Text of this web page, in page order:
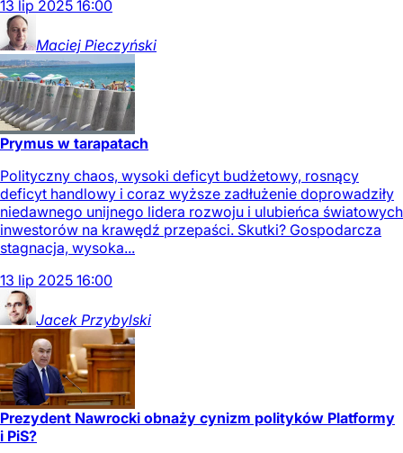
13 lip 2025 16:00
Maciej Pieczyński
Prymus w tarapatach
Polityczny chaos, wysoki deficyt budżetowy, rosnący
deficyt handlowy i coraz wyższe zadłużenie doprowadziły
niedawnego unijnego lidera rozwoju i ulubieńca światowych
inwestorów na krawędź przepaści. Skutki? Gospodarcza
stagnacja, wysoka...
13 lip 2025 16:00
Jacek Przybylski
Prezydent Nawrocki obnaży cynizm polityków Platformy
i PiS?